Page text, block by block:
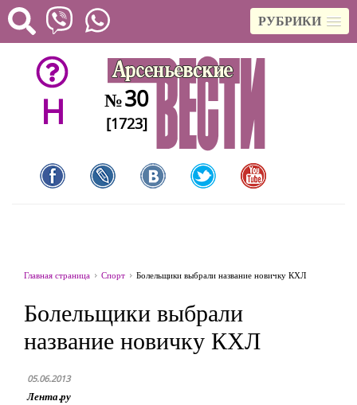
РУБРИКИ
H №30
[1723]
Главная страница Спорт Болельщики выбрали название новичку КХЛ
Болельщики выбрали
название новичку КХЛ
05.06.2013
Лента.ру